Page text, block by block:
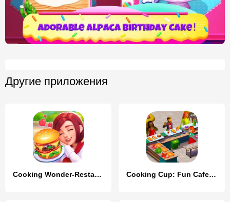
Другие приложения
Cooking Wonder-Restaurant Game Cooking Cup: Fun Cafe Games